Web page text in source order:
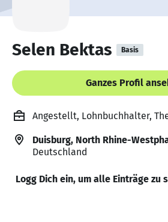
Selen Bektas Basis
Ganzes Profil
Angestellt, Lohnbuchhalter,
Duisburg, North Rhine-
Deutschland
Logg Dich ein, um alle Einträge zu